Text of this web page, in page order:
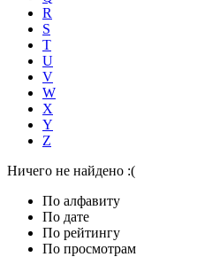
R
S
T
U
V
W
X
Y
Z
Ничего не найдено :(
По алфавиту
По дате
По рейтингу
По просмотрам